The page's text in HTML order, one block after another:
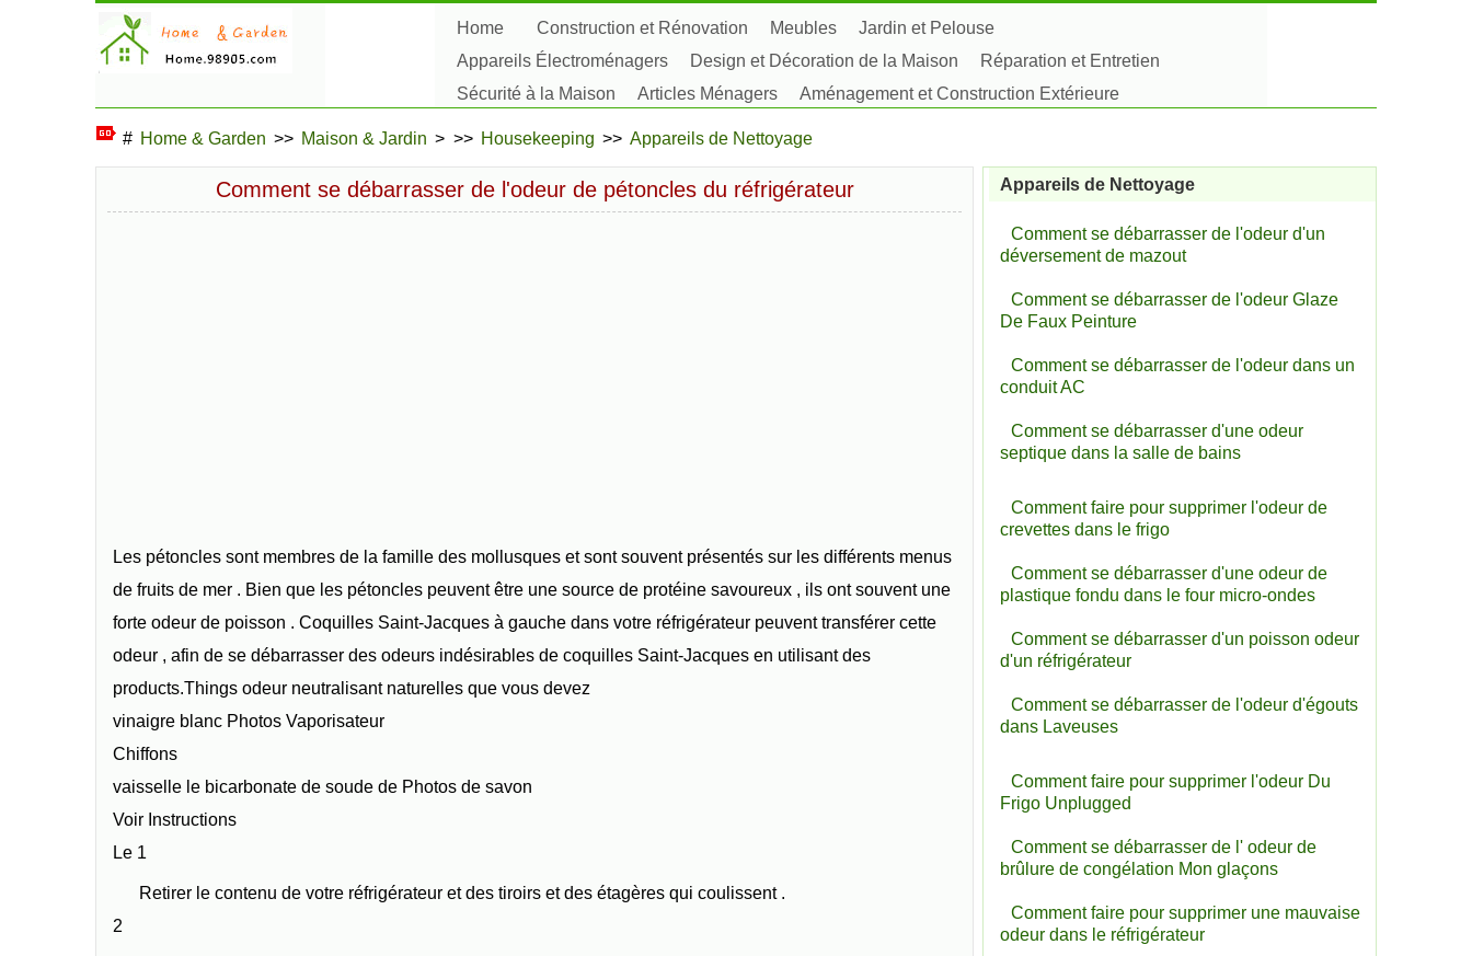
Home Construction et Rénovation Meubles
Jardin et Pelouse
Appareils Électroménagers
Design et Décoration de la Maison
Réparation et Entretien
Sécurité à la Maison
Articles Ménagers
Aménagement et Construction Extérieure
# Home & Garden >> Maison & Jardin > >> Housekeeping >> Appareils de Nettoyage
Comment se débarrasser de l'odeur de pétoncles du réfrigérateur
Les pétoncles sont membres de la famille des mollusques et sont souvent présentés sur les différents menus
de fruits de mer . Bien que les pétoncles peuvent être une source de protéine savoureux , ils ont souvent une
forte odeur de poisson . Coquilles Saint-Jacques à gauche dans votre réfrigérateur peuvent transférer cette
odeur , afin de se débarrasser des odeurs indésirables de coquilles Saint-Jacques en utilisant des
products.Things odeur neutralisant naturelles que vous devez
vinaigre blanc Photos Vaporisateur
Chiffons
vaisselle le bicarbonate de soude de Photos de savon
Voir Instructions
Le 1
Retirer le contenu de votre réfrigérateur et des tiroirs et des étagères qui coulissent .
2
Appareils de Nettoyage
Comment se débarrasser de l'odeur d'un
déversement de mazout
Comment se débarrasser de l'odeur Glaze
De Faux Peinture
Comment se débarrasser de l'odeur dans un
conduit AC
Comment se débarrasser d'une odeur
septique dans la salle de bains
Comment faire pour supprimer l'odeur de
crevettes dans le frigo
Comment se débarrasser d'une odeur de
plastique fondu dans le four micro-ondes
Comment se débarrasser d'un poisson odeur
d'un réfrigérateur
Comment se débarrasser de l'odeur d'égouts
dans Laveuses
Comment faire pour supprimer l'odeur Du
Frigo Unplugged
Comment se débarrasser de l' odeur de
brûlure de congélation Mon glaçons
Comment faire pour supprimer une mauvaise
odeur dans le réfrigérateur